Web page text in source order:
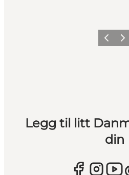
Forrige
Legg til litt
din